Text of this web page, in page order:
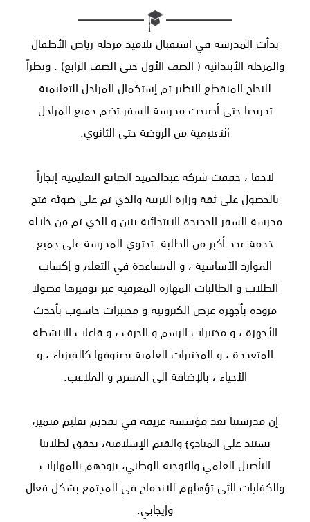
من نحن/الرئيسية
من نحن
بدأت المدرسة في استقبال تلاميذ مرحلة رياض الأطفال
والمرحلة الأبتدائية ( الصف الأول حتى الصف الرابع) . ونظراً
للنجاح المنقطع النظير تم إستكمال المراحل التعليمية
تدريجيا حتى أصبحت مدرسة السفر تضم جميع المراحل
التعليمية من الروضة حتى الثانوي.
لاحقا ، حققت شركة عبدالحميد الصانع التعليمية إنجازاً
بالحصول على ثقة وزارة التربية والذي تم على ضوئه فتح
مدرسة السفر الجديدة الابتدائية بنين و الذي تم من خلاله
خدمة عدد أكبر من الطلبة. تحتوي المدرسة على جميع
الموارد الأساسية ، و المساعدة في التعلم و إكساب
الطلاب و الطالبات المهارة المعرفية عبر توفيرها فصولا
مزودة بأجهزة عرض الكترونية و مختبرات حاسوب بأحدث
الأجهزة ، و مختبرات الرسم و الحرف ، و قاعات الانشطة
المتعددة ، و المختبرات العلمية بصنوفها كالفيزياء ، و
الأحياء ، بالإضافة الى المسرح و الملاعب.
إن مدرستنا تعد مؤسسة عريقة في تقديم تعليم متميز،
يستند على المبادئ والقيم الإسلامية، يحقق لطلابنا
التأصيل العلمي والتوجيه الوطني، يزودهم بالمهارات
والكفايات التي تؤهلهم للاندماج في المجتمع بشكل فعال
وإيجابي.